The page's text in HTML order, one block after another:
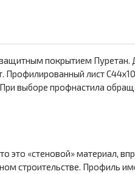
покрытием Пуретан.
Профилированный лист
выборе профнастила
это «стеновой» материал,
строительстве. Профиль